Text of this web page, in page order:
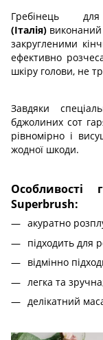
Гребінець
(Італія) виконаний
закругленими
ефективно
шкіру голови, не
Завдяки
бджолиних сот
рівномірно і
жодної шкоди.
Особливості
Superbrush:
акуратно
підходить для
відмінно
легка та
делікатний